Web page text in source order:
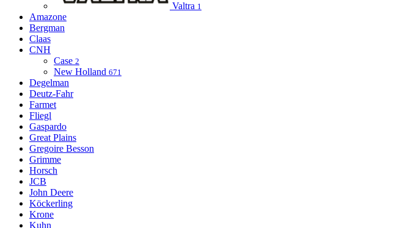
Valtra 1
Amazone
Bergman
Claas
CNH
Case 2
New Holland 671
Degelman
Deutz-Fahr
Farmet
Fliegl
Gaspardo
Great Plains
Gregoire Besson
Grimme
Horsch
JCB
John Deere
Köckerling
Krone
Kuhn